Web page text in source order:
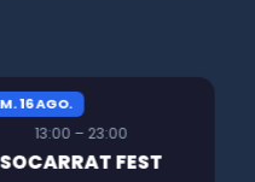
16 AGO.
13:00 – 23:00
SOCARRAT FEST